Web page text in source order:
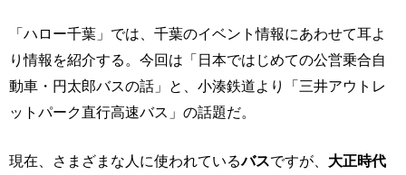
「ハロー千葉」では、千葉のイベント情報にあわせて耳よ
り情報を紹介する。今回は「日本ではじめての公営乗合自
動車・円太郎バスの話」と、小湊鉄道より「三井アウトレ
ットパーク直行高速バス」の話題だ。
現在、さまざまな人に使われているバスですが、 大正時代